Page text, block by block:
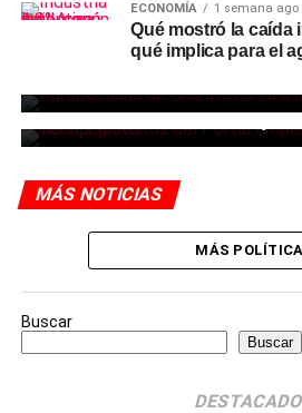
ECONOMÍA 1 semana ago
Qué mostró la caída
qué implica para el
SOCIEDAD 15 horas ago
La Escuela Agropecuaria
participará de la
Charata abrió
virtuales del Portal
MÁS NOTICIAS
MÁS POLÍTICA
Buscar
Buscar
DESTACADO